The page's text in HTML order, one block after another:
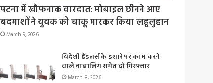
पटना में खौफनाक वारदात: मोबाइल छीनने आए
बदमाशों ने युवक को चाकू मारकर किया लहूलुहान
March 9, 2026
विदेशी हैंडलर्स के इशारे पर काम करने
वाले नाबालिग समेत दो गिरफ्तार
March 8, 2026